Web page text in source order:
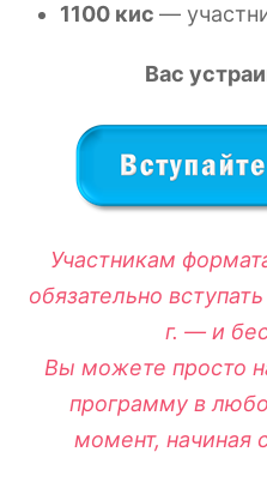
1100 кис —
Вас
Участникам
обязательно
г. — и
Вы можете просто
программу в
момент, начиная